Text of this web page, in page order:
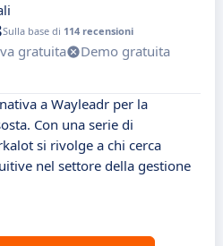
Sulla base di 114 recensioni
gratuita
Demo gratuita
a Wayleadr per la
Con una serie di
si rivolge a chi cerca
nel settore della gestione